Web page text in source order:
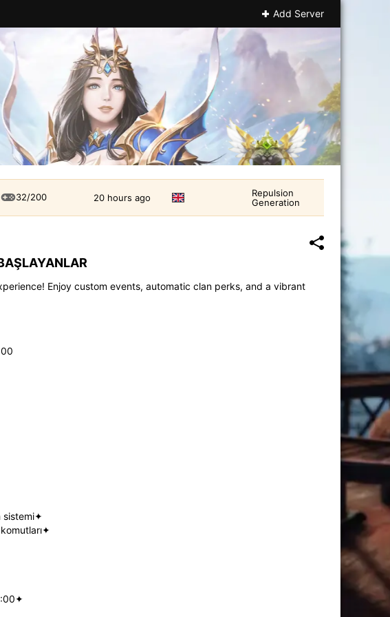
Add Server
32/200 20 hours ago
Repulsion
Generation
Enjoy custom events, automatic clan perks, and a vibrant
sistemi✦